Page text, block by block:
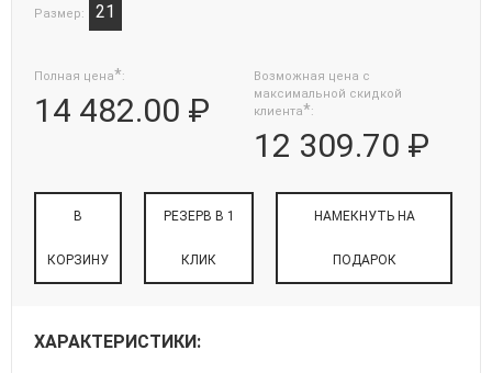
Размер: 21
Полная цена*:
14 482.00 ₽
Возможная цена с
максимальной скидкой
клиента*:
12 309.70 ₽
В
КОРЗИНУ
РЕЗЕРВ В 1
КЛИК
НАМЕКНУТЬ НА
ПОДАРОК
ХАРАКТЕРИСТИКИ: